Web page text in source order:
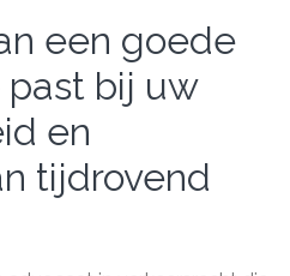
een goede
bij uw
en
tijdrovend